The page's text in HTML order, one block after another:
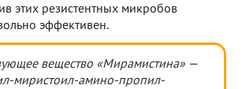
этих резистентных микробов
эффективен.
вещество «Мирамистина» —
миристоил-амино-пропил-